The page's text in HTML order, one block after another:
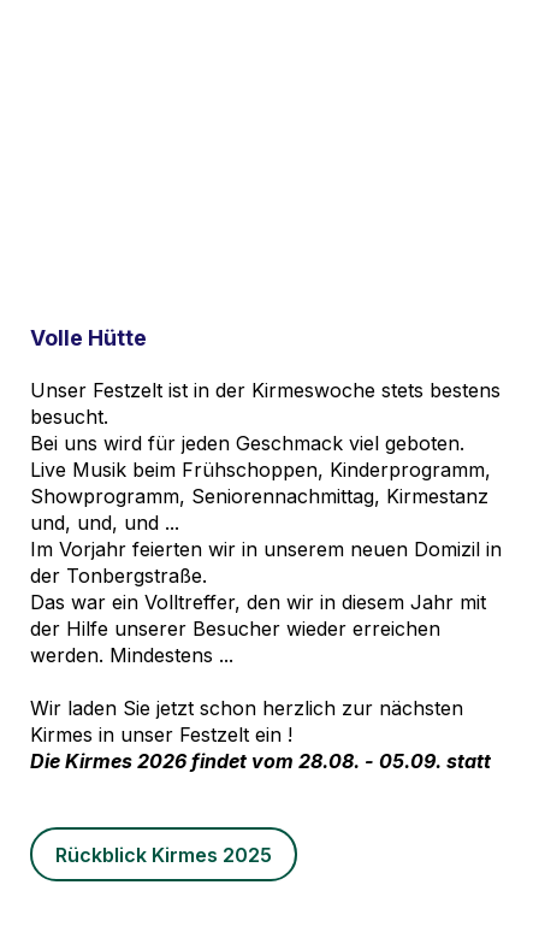
Volle Hütte
Unser Festzelt ist in der Kirmeswoche stets bestens
besucht.
Bei uns wird für jeden Geschmack viel geboten.
Live Musik beim Frühschoppen, Kinderprogramm,
Showprogramm, Seniorennachmittag, Kirmestanz
und, und, und ...
Im Vorjahr feierten wir in unserem neuen Domizil in
der Tonbergstraße.
Das war ein Volltreffer, den wir in diesem Jahr mit
der Hilfe unserer Besucher wieder erreichen
werden. Mindestens ...
Wir laden Sie jetzt schon herzlich zur nächsten
Kirmes in unser Festzelt ein !
Die Kirmes 2026 findet vom 28.08. - 05.09. statt
Rückblick Kirmes 2025